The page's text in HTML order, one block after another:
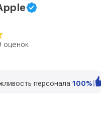
оценок
персонала 100%